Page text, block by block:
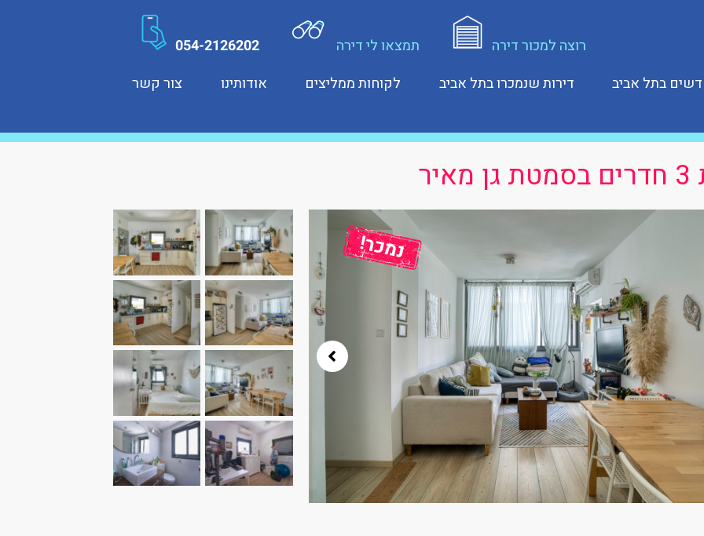
רוצה למכור דירה תמצאו לי דירה 054-2126202
בתל אביב דירות שנמכרו בתל אביב לקוחות ממליצים אודותינו צור קשר